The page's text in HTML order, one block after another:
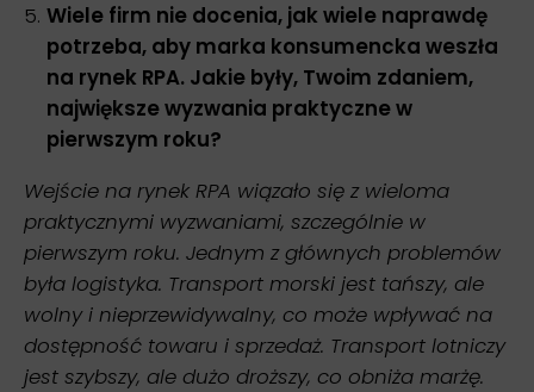
Wiele firm nie docenia, jak wiele naprawdę
potrzeba, aby marka konsumencka weszła
na rynek RPA. Jakie były, Twoim zdaniem,
największe wyzwania praktyczne w
pierwszym roku?
Wejście na rynek RPA wiązało się z wieloma
praktycznymi wyzwaniami, szczególnie w
pierwszym roku. Jednym z głównych problemów
była logistyka. Transport morski jest tańszy, ale
wolny i nieprzewidywalny, co może wpływać na
dostępność towaru i sprzedaż. Transport lotniczy
jest szybszy, ale dużo droższy, co obniża marżę.